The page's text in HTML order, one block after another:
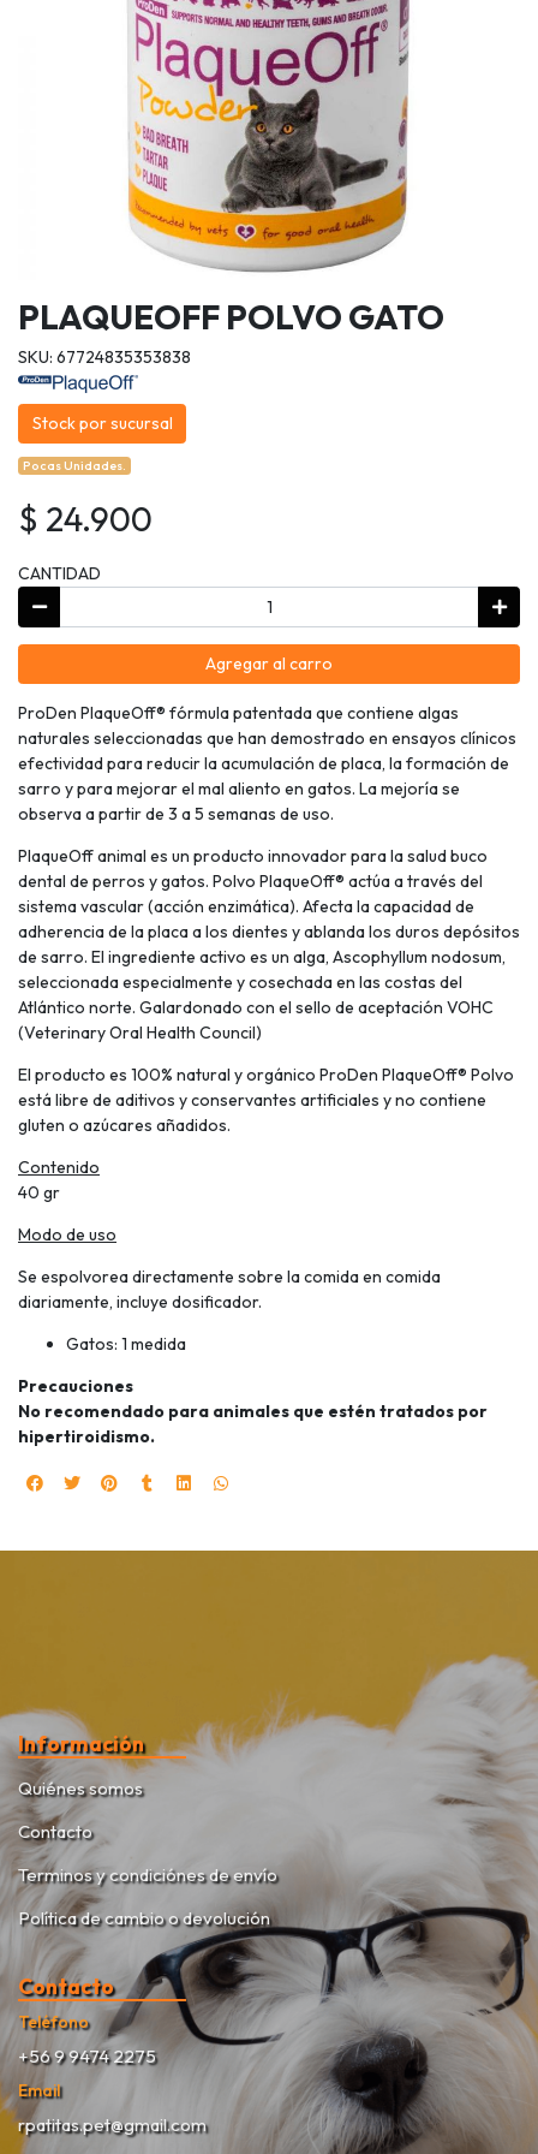
PLAQUEOFF POLVO GATO
SKU: 67724835353838
Stock por sucursal
Pocas Unidades.
$ 24.900
CANTIDAD
Agregar al carro
ProDen PlaqueOff® fórmula patentada que contiene algas
naturales seleccionadas que han demostrado en ensayos clínicos
efectividad para reducir la acumulación de placa, la formación de
sarro y para mejorar el mal aliento en gatos. La mejoría se
observa a partir de 3 a 5 semanas de uso.
PlaqueOff animal es un producto innovador para la salud buco
dental de perros y gatos. Polvo PlaqueOff® actúa a través del
sistema vascular (acción enzimática). Afecta la capacidad de
adherencia de la placa a los dientes y ablanda los duros depósitos
de sarro. El ingrediente activo es un alga, Ascophyllum nodosum,
seleccionada especialmente y cosechada en las costas del
Atlántico norte. Galardonado con el sello de aceptación VOHC
(Veterinary Oral Health Council)
El producto es 100% natural y orgánico ProDen PlaqueOff® Polvo
está libre de aditivos y conservantes artificiales y no contiene
gluten o azúcares añadidos.
Contenido
40 gr
Modo de uso
Se espolvorea directamente sobre la comida en comida
diariamente, incluye dosificador.
Gatos: 1 medida
Precauciones
No recomendado para animales que estén tratados por
hipertiroidismo.
Información
Quiénes somos
Contacto
Terminos y condiciónes de envío
Política de cambio o devolución
Contacto
Teléfono
+56 9 9474 2275
Email
rpatitas.pet@gmail.com